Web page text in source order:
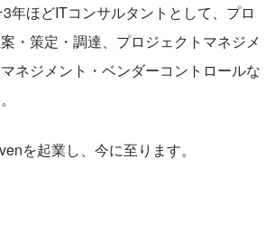
年ほどITコンサルタントとして、プロ
・策定・調達、プロジェクトマネジメ
ネジメント・ベンダーコントロールな
を起業し、今に至ります。